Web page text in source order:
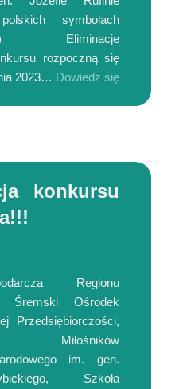
symbolach
1) Eliminacje
rozpoczną się
2023… Dowiedz się
konkursu
Regionu
Śremski Ośrodek
Przedsiębiorczości,
Miłośników
im. gen.
Szkoła